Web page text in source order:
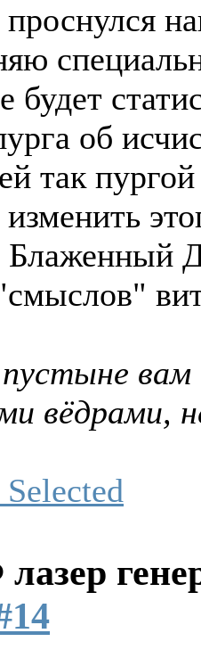
будет
об
так
Блаженный
вам
вёдрами,
лазер